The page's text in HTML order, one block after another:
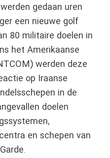
gedaan uren
een nieuwe golf
80 militaire doelen in
het Amerikaanse
werden deze
op Iraanse
in de
doelen
en schepen van